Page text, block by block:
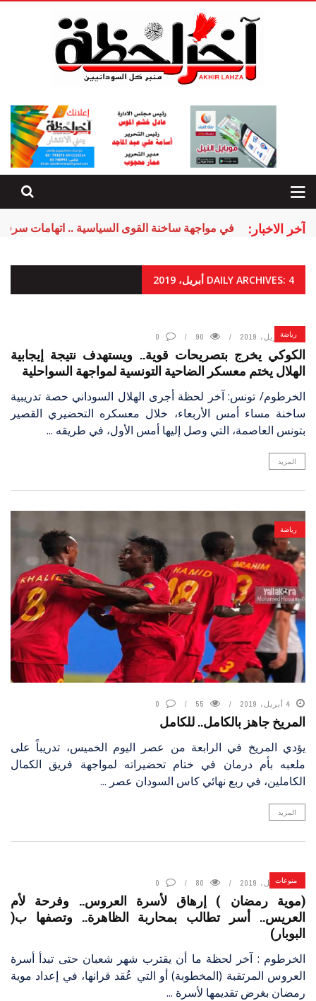
آخر الاخبار: في مواجهة ساخنة القوى السياسية .. اتهامات سرقة
DAILY ARCHIVES: 4 أبريل، 2019
رياضة
4 أبريل، 2019 90
0
الكوكي يخرج بتصريحات قوية.. ويستهدف نتيجة إيجابية
الهلال يختم معسكر الضاحية التونسية لمواجهة السواحلية
الخرطوم/ تونس: آخر لحظة أجرى الهلال السوداني حصة تدريبية
ساخنة مساء أمس الأربعاء، خلال معسكره التحضيري القصير
بتونس العاصمة، التي وصل إليها أمس الأول، في طريقه ...
المزيد
رياضة
4 أبريل، 2019 55
0
المريخ جاهز بالكامل.. للكامل
يؤدي المريخ في الرابعة من عصر اليوم الخميس، تدريباً على
ملعبه بأم درمان في ختام تحضيراته لمواجهة فريق الكمال
الكاملين، في ربع نهائي كاس السودان عصر ...
المزيد
منوعات
4 أبريل، 2019 80
0
(موية رمضان ) إرهاق لأسرة العروس.. وفرحة لأم
العريس.. أسر تطالب بمحاربة الظاهرة.. وتصفها ب(
البوبار)
الخرطوم : آخر لحظة ما أن يقترب شهر شعبان حتى تبدأ أسرة
العروس المرتقبة (المخطوبة) أو التي عُقد قرانها، في إعداد موية
رمضان بغرض تقديمها لأسرة ...